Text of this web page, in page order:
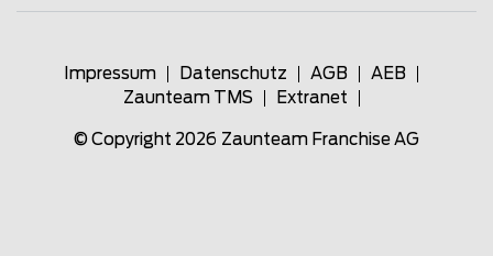
Impressum Datenschutz AGB
AEB
Zaunteam TMS
Extranet
© Copyright 2026 Zaunteam Franchise AG